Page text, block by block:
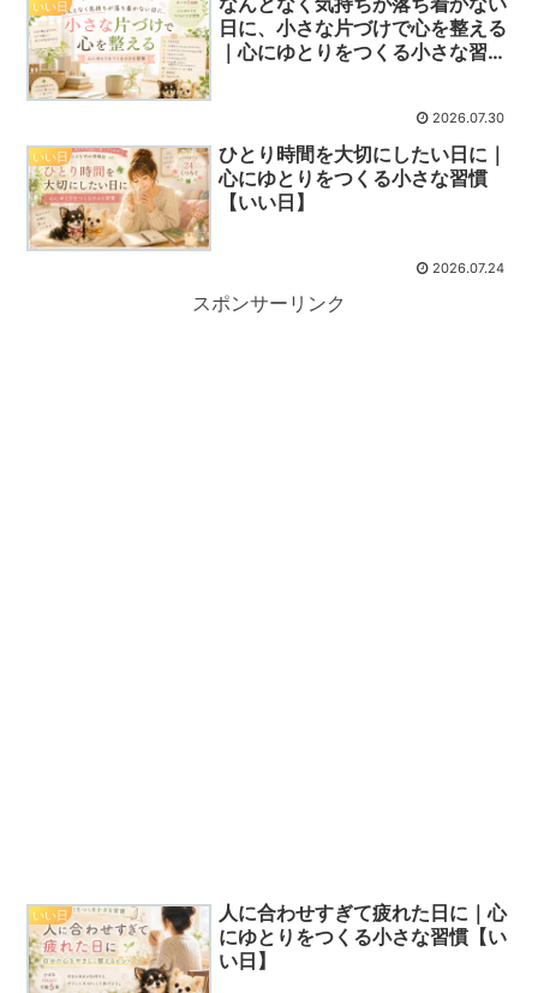
いい日
日に、小さな片づけで心を整える
｜心にゆとりをつくる小さな習慣
2026.07.30
いい日
ひとり時間を大切にしたい日に｜
心にゆとりをつくる小さな習慣
【いい日】
2026.07.24
スポンサーリンク
いい日
人に合わせすぎて疲れた日に｜心
にゆとりをつくる小さな習慣【い
い日】